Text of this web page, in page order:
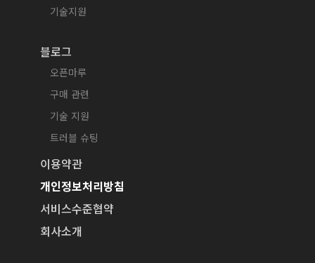
기술지원
블로그
오픈마루
구매 관련
기술 지원
트러블 슈팅
이용약관
개인정보처리방침
서비스수준협약
회사소개